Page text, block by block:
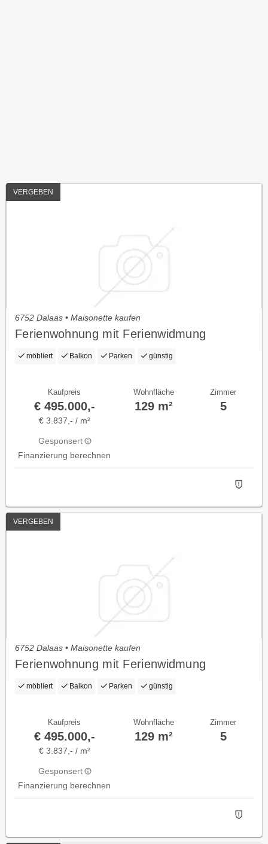
VERGEBEN
6752 Dalaas • Maisonette kaufen
Ferienwohnung mit Ferienwidmung
möbliert Balkon Parken günstig
Kaufpreis
€ 495.000,-
€ 3.837,- / m²
Gesponsert
Finanzierung berechnen
Wohnfläche
129 m²
Zimmer
5
VERGEBEN
6752 Dalaas • Maisonette kaufen
Ferienwohnung mit Ferienwidmung
möbliert Balkon Parken günstig
Kaufpreis
€ 495.000,-
€ 3.837,- / m²
Gesponsert
Finanzierung berechnen
Wohnfläche
129 m²
Zimmer
5